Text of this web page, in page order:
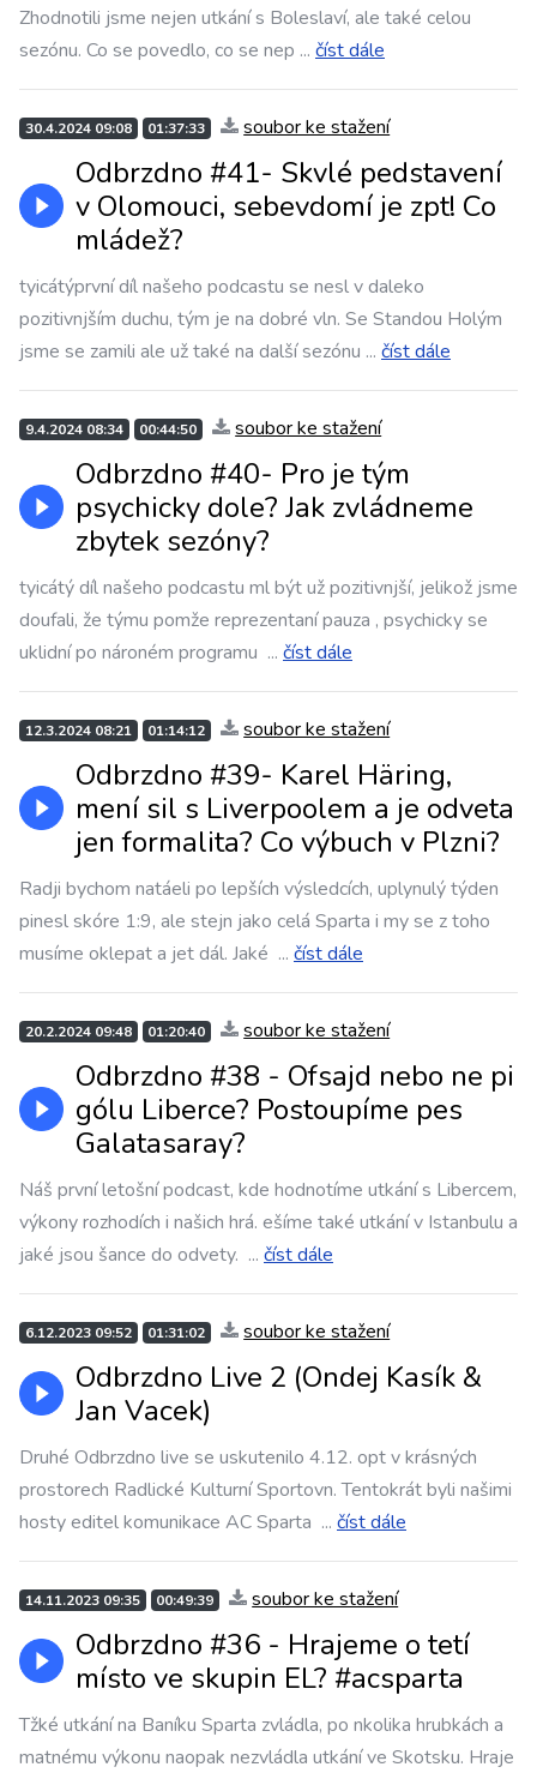
Zhodnotili jsme nejen utkání s Boleslaví, ale také celou
sezónu. Co se povedlo, co se nep ... číst dále
30.4.2024 09:08 01:37:33 soubor ke stažení
Odbrzdno #41- Skvlé pedstavení
v Olomouci, sebevdomí je zpt! Co
mládež?
tyicátýprvní díl našeho podcastu se nesl v daleko
pozitivnjším duchu, tým je na dobré vln. Se Standou Holým
jsme se zamili ale už také na další sezónu ... číst dále
9.4.2024 08:34 00:44:50 soubor ke stažení
Odbrzdno #40- Pro je tým
psychicky dole? Jak zvládneme
zbytek sezóny?
tyicátý díl našeho podcastu ml být už pozitivnjší, jelikož jsme
doufali, že týmu pomže reprezentaní pauza , psychicky se
uklidní po nároném programu ... číst dále
12.3.2024 08:21 01:14:12 soubor ke stažení
Odbrzdno #39- Karel Häring,
mení sil s Liverpoolem a je odveta
jen formalita? Co výbuch v Plzni?
Radji bychom natáeli po lepších výsledcích, uplynulý týden
pinesl skóre 1:9, ale stejn jako celá Sparta i my se z toho
musíme oklepat a jet dál. Jaké ... číst dále
20.2.2024 09:48 01:20:40 soubor ke stažení
Odbrzdno #38 - Ofsajd nebo ne pi
gólu Liberce? Postoupíme pes
Galatasaray?
Náš první letošní podcast, kde hodnotíme utkání s Libercem,
výkony rozhodích i našich hrá. ešíme také utkání v Istanbulu a
jaké jsou šance do odvety. ... číst dále
6.12.2023 09:52 01:31:02 soubor ke stažení
Odbrzdno Live 2 (Ondej Kasík &
Jan Vacek)
Druhé Odbrzdno live se uskutenilo 4.12. opt v krásných
prostorech Radlické Kulturní Sportovn. Tentokrát byli našimi
hosty editel komunikace AC Sparta ... číst dále
14.11.2023 09:35 00:49:39 soubor ke stažení
Odbrzdno #36 - Hrajeme o tetí
místo ve skupin EL? #acsparta
Tžké utkání na Baníku Sparta zvládla, po nkolika hrubkách a
matnému výkonu naopak nezvládla utkání ve Skotsku. Hraje